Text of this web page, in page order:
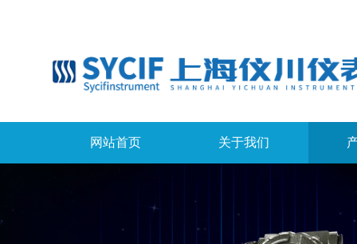
网站首页 关于我们